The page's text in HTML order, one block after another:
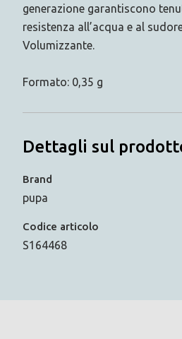
generazione garantiscono
resistenza all’acqua e al
Volumizzante.
Formato: 0,35 g
Dettagli sul
Brand
pupa
Codice articolo
S164468